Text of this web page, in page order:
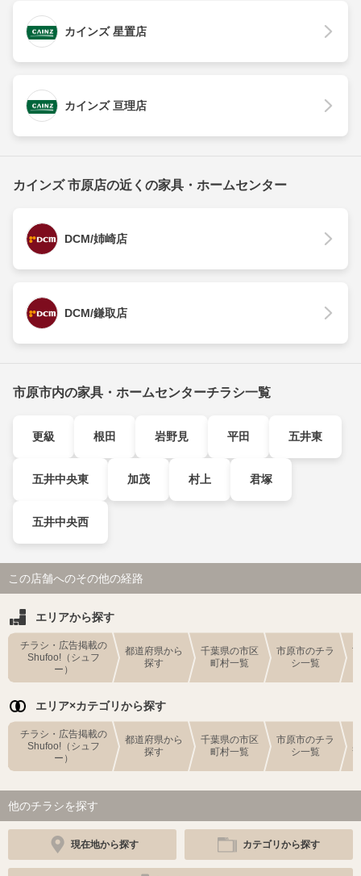
カインズ 星置店
カインズ 亘理店
カインズ 市原店の近くの家具・ホームセンター
DCM/姉崎店
DCM/鎌取店
市原市内の家具・ホームセンターチラシ一覧
更級 根田 岩野見 平田 五井東
五井中央東 加茂 村上 君塚
五井中央西
この店舗へのその他の経路
エリアから探す
チラシ・広告掲載の
Shufoo!（シュフ
ー）
都道府県から
探す
千葉県の市区
町村一覧
市原市のチラ
シ一覧
エリア×カテゴリから探す
チラシ・広告掲載の
Shufoo!（シュフ
ー）
都道府県から
探す
千葉県の市区
町村一覧
市原市のチラ
シ一覧
他のチラシを探す
現在地から探す カテゴリから探す